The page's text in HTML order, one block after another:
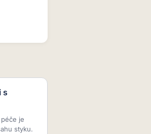
s
je
styku.